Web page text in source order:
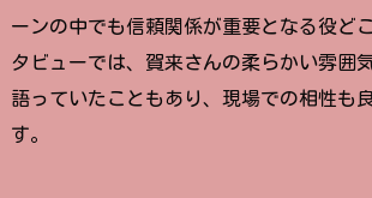
ーンの中でも信頼関係が重要となる役ど
タビューでは、賀来さんの柔らかい雰囲
語っていたこともあり、現場での相性も
す。